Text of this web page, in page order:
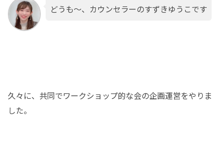
どうも～、カウンセラーのすずきゆうこです
久々に、共同でワークショップ的な会の企画運営をやりま
した。